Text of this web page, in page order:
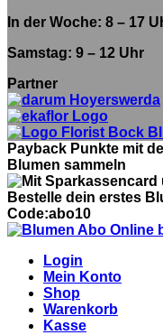
In der Woche: 8 – 17
Samstag: 9 – 12 Uhr
Partner
Payback Punkte mit
Blumen sammeln
Bestelle dein erstes
Code:abo10
Login
Mein Konto
Shop
Warenkorb
Kasse